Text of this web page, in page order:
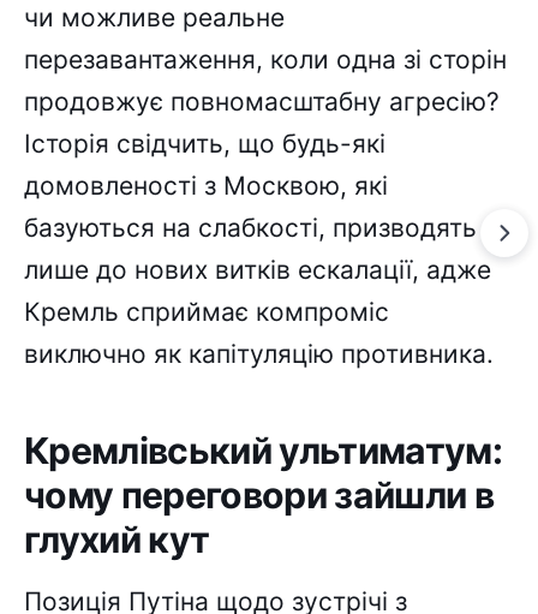
чи можливе реальне
перезавантаження, коли одна зі сторін
продовжує повномасштабну агресію?
Історія свідчить, що будь-які
домовленості з Москвою, які
базуються на слабкості, призводять
лише до нових витків ескалації, адже
Кремль сприймає компроміс
виключно як капітуляцію противника.
Кремлівський ультиматум:
чому переговори зайшли в
глухий кут
Позиція Путіна щодо зустрічі з